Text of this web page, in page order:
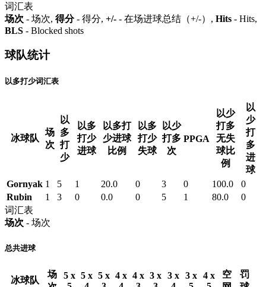
词汇表
场次 - 场次, 得分- 得分, +/- - 在场进球总结（+/-）, Hits - Hits,
BLS - Blocked shots
球队统计
以多打少词汇表
冰球队
场
次
以
多
打
少
以多
打少
进球
以多打
少进球
比例
以多
打少
失球
以少
打多
次
PPGA
以少
打多
无失
球比
例
以
少
打
多
进
球
Gornyak 1 5 1 20.0 0 3 0 100.0
0
Rubin
1 3 0 0.0 0 5 1 80.0
0
词汇表
场次 - 场次
总共进球
冰球队
场
5 x 5 x 5 x 4 x 4 x 3 x 3 x 3 x 4 x
空
罚